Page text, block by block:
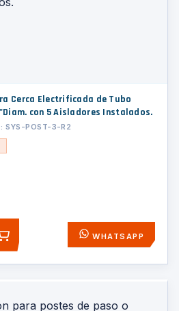
Cerca Electrificada de Tubo
con 5 Aisladores Instalados.
SYS-POST-3-R2
AGREGAR WHATSAPP